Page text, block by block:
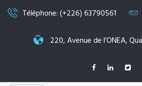
Téléphone: (+226) 63790561
220, Avenue de l’ONEA,